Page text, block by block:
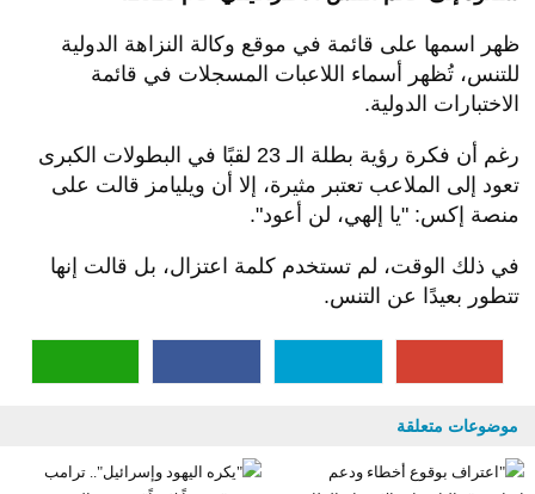
ظهر اسمها على قائمة في موقع وكالة النزاهة الدولية
للتنس، تُظهر أسماء اللاعبات المسجلات في قائمة
الاختبارات الدولية.
رغم أن فكرة رؤية بطلة الـ 23 لقبًا في البطولات الكبرى
تعود إلى الملاعب تعتبر مثيرة، إلا أن ويليامز قالت على
منصة إكس: "يا إلهي، لن أعود".
في ذلك الوقت، لم تستخدم كلمة اعتزال، بل قالت إنها
تتطور بعيدًا عن التنس.
موضوعات متعلقة